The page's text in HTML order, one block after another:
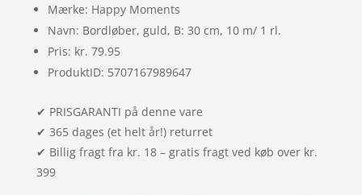
Mærke: Happy Moments
Navn: Bordløber, guld, B: 30 cm, 10 m/ 1 rl.
Pris: kr. 79.95
ProduktID: 5707167989647
✔ PRISGARANTI på denne vare
✔ 365 dages (et helt år!) returret
✔ Billig fragt fra kr. 18 – gratis fragt ved køb over kr.
399